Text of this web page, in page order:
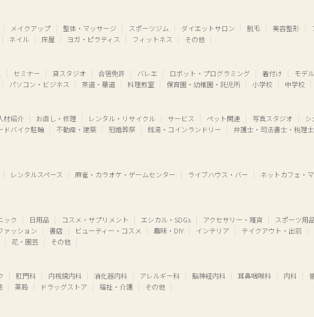
メイクアップ 整体・マッサージ スポーツジム ダイエットサロン 脱毛 美容整形
ネイル 床屋 ヨガ・ピラティス フィットネス その他
セミナー 貸スタジオ 合宿免許 バレエ ロボット・プログラミング 着付け
モデ
パソコン・ビジネス 茶道・華道 料理教室 保育園・幼稚園・託児所 小学校 中学校
材紹介 お直し・修理 レンタル・リサイクル サービス ペット関連 写真スタジオ
シ
ドバイク駐輪 不動産・建築 冠婚葬祭 銭湯・コインランドリー
弁護士・司法書士・税理士
レンタルスペース 麻雀・カラオケ・ゲームセンター ライブハウス・バー
ネットカフェ・
ック 日用品 コスメ・サプリメント エシカル・SDGs アクセサリー・雑貨
スポーツ用
ァッション 書店 ビューティー・コスメ 趣味・DIY インテリア
テイクアウト・出前
花・園芸 その他
肛門科 内視鏡内科 消化器内科 アレルギー科 脳神経内科 耳鼻咽喉科 内科
薬局 ドラッグストア 福祉・介護 その他